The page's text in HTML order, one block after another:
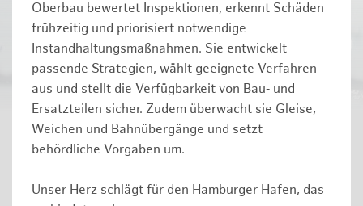
Oberbau bewertet Inspektionen, erkennt Schäden
frühzeitig und priorisiert notwendige
Instandhaltungsmaßnahmen. Sie entwickelt
passende Strategien, wählt geeignete Verfahren
aus und stellt die Verfügbarkeit von Bau‑ und
Ersatzteilen sicher. Zudem überwacht sie Gleise,
Weichen und Bahnübergänge und setzt
behördliche Vorgaben um.
Unser Herz schlägt für den Hamburger Hafen, das